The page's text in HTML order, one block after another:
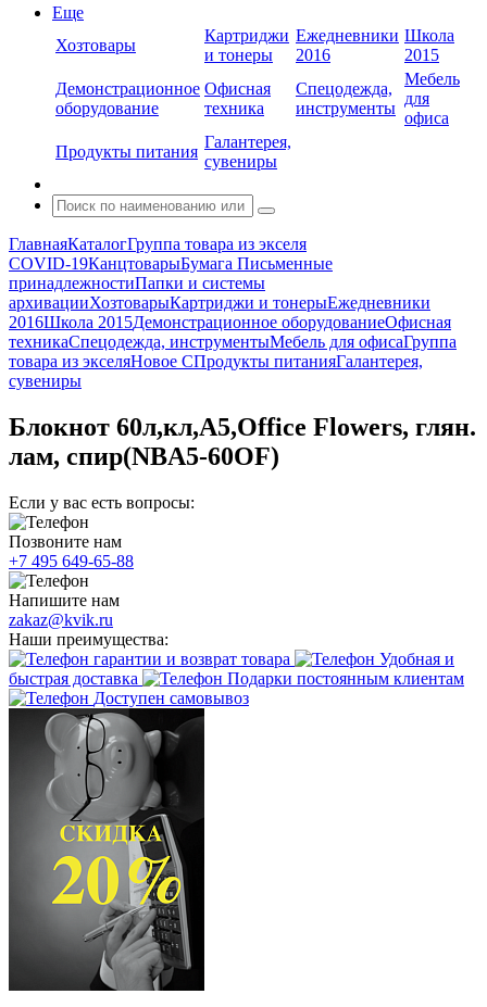
Еще
Хозтовары
Картриджи
и тонеры
Ежедневники
2016
Школа
2015
Демонстрационное
оборудование
Офисная
техника
Спецодежда,
инструменты
Мебель
для
офиса
Продукты питания
Галантерея,
сувениры
ГлавнаяКаталогГруппа товара из экселя
COVID-19КанцтоварыБумага Письменные
принадлежностиПапки и системы
архивацииХозтоварыКартриджи и тонерыЕжедневники
2016Школа 2015Демонстрационное оборудованиеОфисная
техникаСпецодежда, инструментыМебель для офисаГруппа
товара из экселяНовое СПродукты питанияГалантерея,
сувениры
Блокнот 60л,кл,А5,Office Flowers, глян.
лам, спир(NBA5-60OF)
Если у вас есть вопросы:
Позвоните нам
+7 495 649-65-88
Напишите нам
zakaz@kvik.ru
Наши преимущества:
гарантии и возврат товара
Удобная и
быстрая доставка
Подарки постоянным клиентам
Доступен самовывоз